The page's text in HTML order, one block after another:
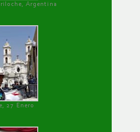
Argentina
27 Enero